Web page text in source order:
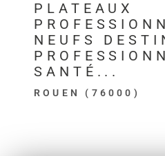
PLATEAUX
NEUFS
SANTÉ...
ROUEN (76000)